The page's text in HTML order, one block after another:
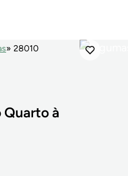
28010
à